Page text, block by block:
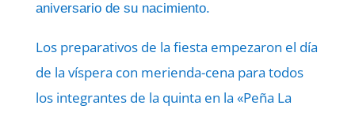
aniversario de su nacimiento.
Los preparativos de la fiesta empezaron el día
de la víspera con merienda-cena para todos
los integrantes de la quinta en la «Peña La